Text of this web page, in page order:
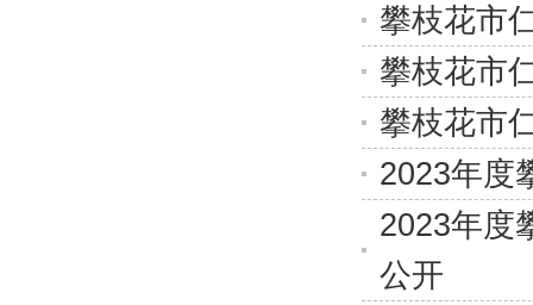
攀枝花市
攀枝花市
攀枝花市
2023年度
2023年度
公开